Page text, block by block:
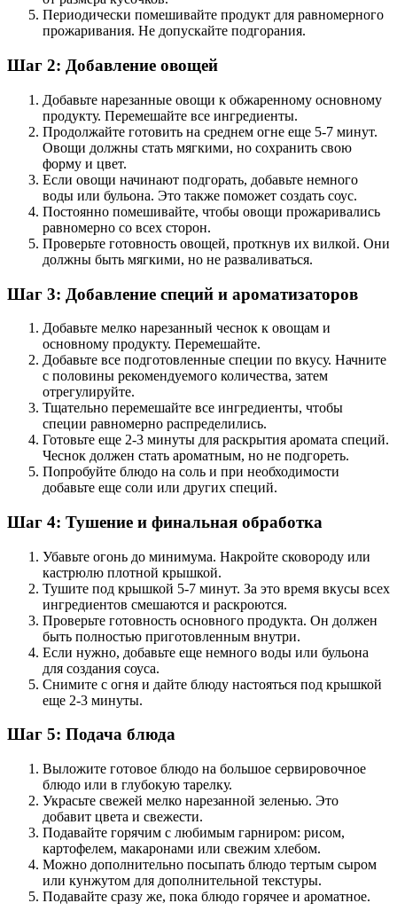
Периодически помешивайте продукт для равномерного
прожаривания. Не допускайте подгорания.
Шаг 2: Добавление овощей
Добавьте нарезанные овощи к обжаренному основному
продукту. Перемешайте все ингредиенты.
Продолжайте готовить на среднем огне еще 5-7 минут.
Овощи должны стать мягкими, но сохранить свою
форму и цвет.
Если овощи начинают подгорать, добавьте немного
воды или бульона. Это также поможет создать соус.
Постоянно помешивайте, чтобы овощи прожаривались
равномерно со всех сторон.
Проверьте готовность овощей, проткнув их вилкой. Они
должны быть мягкими, но не разваливаться.
Шаг 3: Добавление специй и ароматизаторов
Добавьте мелко нарезанный чеснок к овощам и
основному продукту. Перемешайте.
Добавьте все подготовленные специи по вкусу. Начните
с половины рекомендуемого количества, затем
отрегулируйте.
Тщательно перемешайте все ингредиенты, чтобы
специи равномерно распределились.
Готовьте еще 2-3 минуты для раскрытия аромата специй.
Чеснок должен стать ароматным, но не подгореть.
Попробуйте блюдо на соль и при необходимости
добавьте еще соли или других специй.
Шаг 4: Тушение и финальная обработка
Убавьте огонь до минимума. Накройте сковороду или
кастрюлю плотной крышкой.
Тушите под крышкой 5-7 минут. За это время вкусы всех
ингредиентов смешаются и раскроются.
Проверьте готовность основного продукта. Он должен
быть полностью приготовленным внутри.
Если нужно, добавьте еще немного воды или бульона
для создания соуса.
Снимите с огня и дайте блюду настояться под крышкой
еще 2-3 минуты.
Шаг 5: Подача блюда
Выложите готовое блюдо на большое сервировочное
блюдо или в глубокую тарелку.
Украсьте свежей мелко нарезанной зеленью. Это
добавит цвета и свежести.
Подавайте горячим с любимым гарниром: рисом,
картофелем, макаронами или свежим хлебом.
Можно дополнительно посыпать блюдо тертым сыром
или кунжутом для дополнительной текстуры.
Подавайте сразу же, пока блюдо горячее и ароматное.